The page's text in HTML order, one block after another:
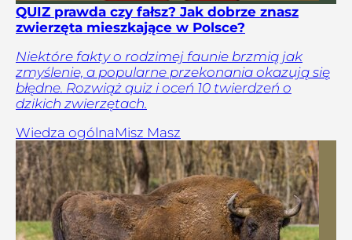
QUIZ prawda czy fałsz? Jak dobrze znasz
zwierzęta mieszkające w Polsce?
Niektóre fakty o rodzimej faunie brzmią jak
zmyślenie, a popularne przekonania okazują się
błędne. Rozwiąż quiz i oceń 10 twierdzeń o
dzikich zwierzętach.
Wiedza ogólnaMisz Masz